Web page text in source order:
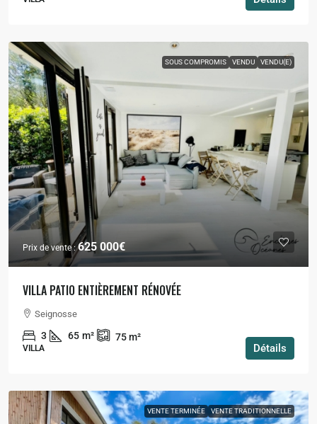
SOUS COMPROMIS VENDU VENDU(E)
Prix de vente :625 000€
VILLA PATIO ENTIÈREMENT RÉNOVÉE
Seignosse
3 65 m² 75m²
VILLA Détails
VENTE TERMINÉE VENTE TRADITIONNELLE